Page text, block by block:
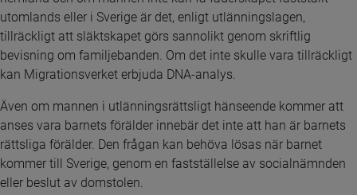
utomlands eller i Sverige är det, enligt utlänningslagen,
tillräckligt att släktskapet görs sannolikt genom skriftlig
bevisning om familjebanden. Om det inte skulle vara tillräckligt
kan Migrationsverket erbjuda DNA-analys.
Även om mannen i utlänningsrättsligt hänseende kommer att
anses vara barnets förälder innebär det inte att han är barnets
rättsliga förälder. Den frågan kan behöva lösas när barnet
kommer till Sverige, genom en fastställelse av socialnämnden
eller beslut av domstolen.